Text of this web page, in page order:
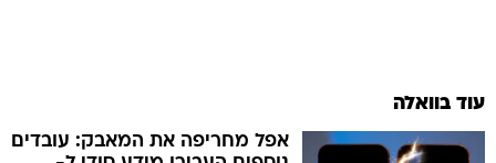
עוד בוואלה
אפל מחריפה את המאבק: עובדים